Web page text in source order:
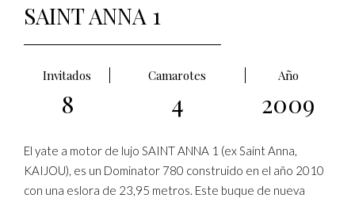
SAINT ANNA 1
Invitados Camarotes Año
8 4 2009
El yate a motor de lujo SAINT ANNA 1 (ex Saint Anna,
KAIJOU), es un Dominator 780 construido en el año 2010
con una eslora de 23,95 metros. Este buque de nueva